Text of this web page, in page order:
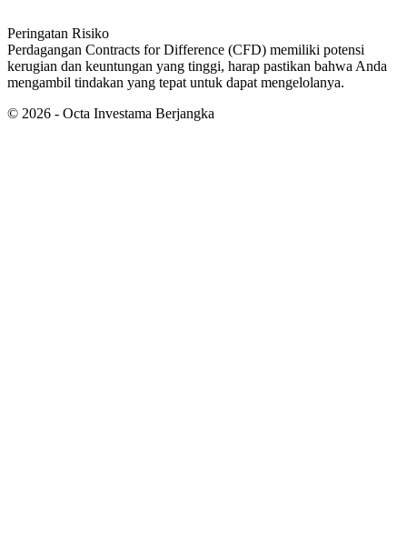
Peringatan Risiko
Perdagangan Contracts for Difference (CFD) memiliki potensi
kerugian dan keuntungan yang tinggi, harap pastikan bahwa Anda
mengambil tindakan yang tepat untuk dapat mengelolanya.
© 2026 - Octa Investama Berjangka